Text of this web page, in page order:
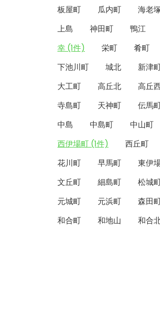
板屋町
瓜内町 海老
上島
神田町 鴨江
幸 (1件)
栄町 肴町
下池川町
城北 新津
大工町
高丘北 高丘
寺島町
天神町 伝馬
中島
中島町 中山町
西伊場町 (1件)
西丘町
花川町
早馬町 東伊
文丘町
細島町 松城
元城町
元浜町 森田
和合町
和地山 和合